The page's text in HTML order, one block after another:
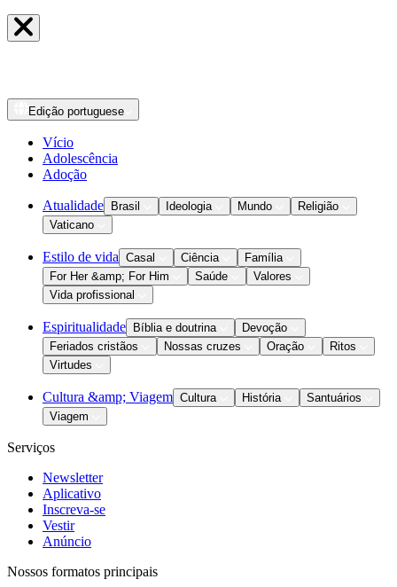
Edição portuguese
Vício
Adolescência
Adoção
Atualidade Brasil Ideologia Mundo
Religião
Vaticano
Estilo de vida Casal Ciência
Família
For Her &amp; For Him
Saúde
Valores
Vida profissional
Espiritualidade Bíblia e doutrina
Devoção
Feriados cristãos
Nossas cruzes Oração
Ritos
Virtudes
Cultura &amp; Viagem Cultura História
Santuários
Viagem
Serviços
Newsletter
Aplicativo
Inscreva-se
Vestir
Anúncio
Nossos formatos principais